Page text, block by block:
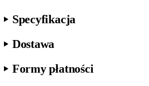
Specyfikacja
Dostawa
Formy płatności